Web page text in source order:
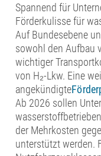
Spannend für
Förderkulisse für
Auf Bundesebene
sowohl den Aufbau
wichtiger
von H₂-Lkw. Eine
angekündigte
Ab 2026 sollen
der Mehrkosten
unterstützt werden.